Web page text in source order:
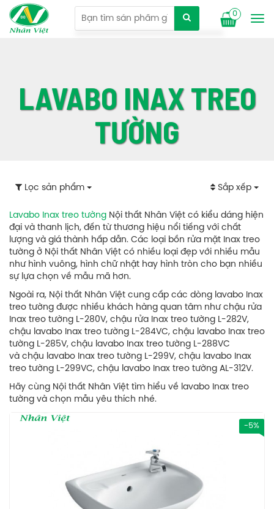
0
LAVABO INAX TREO
TƯỜNG
Lọc sản phẩm Sắp xếp
Lavabo Inax treo tường Nội thất Nhân Việt có kiểu dáng hiện
đại và thanh lịch, đến từ thương hiệu nổi tiếng với chất
lượng và giá thành hấp dẫn. Các loại bồn rửa mặt Inax treo
tường ở Nội thất Nhân Việt có nhiều loại đẹp với nhiều mẫu
như hình vuông, hình chữ nhật hay hình tròn cho bạn nhiều
sự lựa chọn về mẫu mã hơn.
Ngoài ra, Nội thất Nhân Việt cung cấp các dòng lavabo Inax
treo tường được nhiều khách hàng quan tâm như chậu rửa
Inax treo tường L-280V, chậu rửa Inax treo tường L-282V,
chậu lavabo Inax treo tường L-284VC, chậu lavabo Inax treo
tường L-285V, chậu lavabo Inax treo tường L-288VC
và chậu lavabo Inax treo tường L-299V, chậu lavabo Inax
treo tường L-299VC, chậu lavabo Inax treo tường AL-312V.
Hãy cùng Nội thất Nhân Việt tìm hiểu về lavabo Inax treo
tường và chọn mẫu yêu thích nhé.
-5%